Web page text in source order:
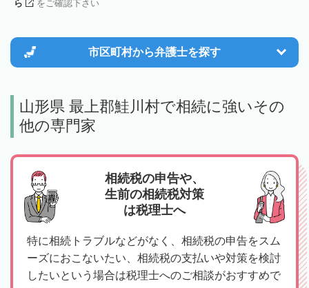
ら
をご確認下さい
市区町村から弁護士を探す
山形県 最上郡鮭川村で相続に強いその
他の専門家
相続税の申告や、
生前の相続税対策
は税理士へ
特に相続トラブルなどがなく、相続税の申告をスム
ーズにおこないたい、相続税の支払いや対策を検討
したいという場合は税理士へのご相談がおすすめで